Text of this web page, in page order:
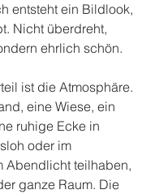
entsteht ein Bildlook,
Nicht überdreht,
ehrlich schön.
ist die Atmosphäre.
eine Wiese, ein
ruhige Ecke in
oder im
Abendlicht teilhaben,
ganze Raum. Die